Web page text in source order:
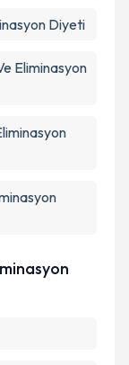
Diyeti
Eliminasyon